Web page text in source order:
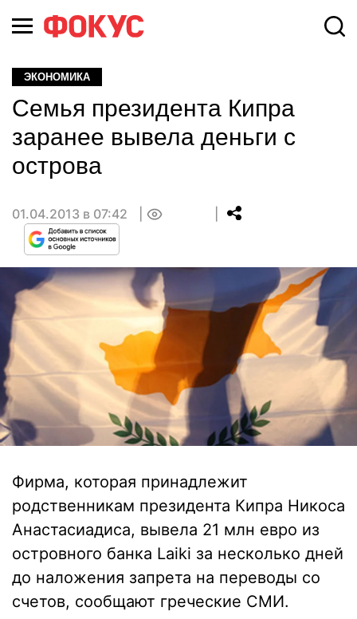
ЭКОНОМИКА
Семья президента Кипра
заранее вывела деньги с
острова
01.04.2013 в 07:42
Фирма, которая принадлежит
родственникам президента Кипра Никоса
Анастасиадиса, вывела 21 млн евро из
островного банка Laiki за несколько дней
до наложения запрета на переводы со
счетов, сообщают греческие СМИ.